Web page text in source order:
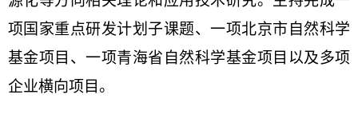
项国家重点研发计划子课题、一项北京市自然科学
基金项目、一项青海省自然科学基金项目以及多项
企业横向项目。